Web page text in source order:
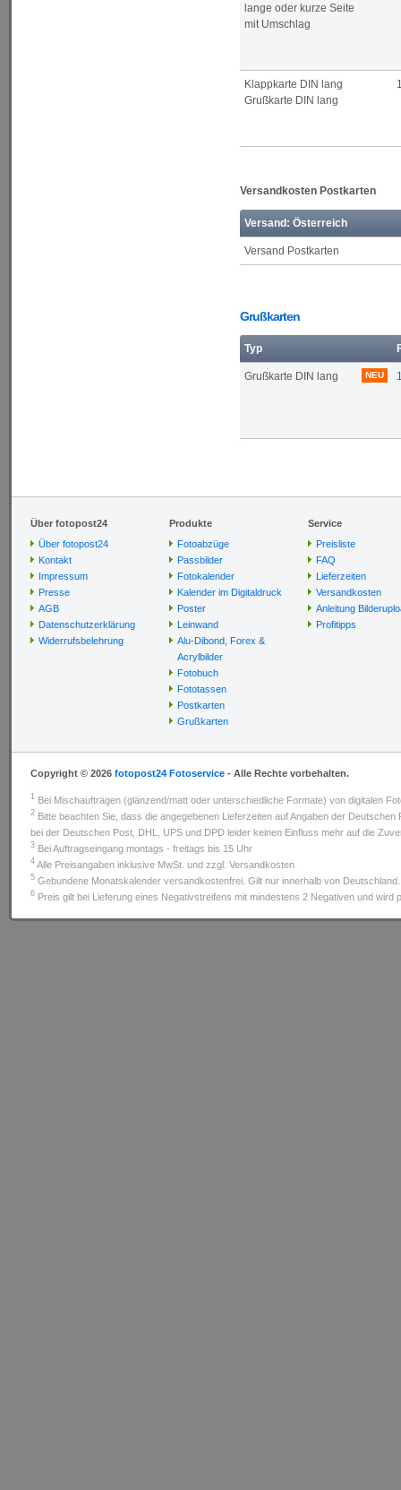
lange oder kurze Seite
mit Umschlag
Klappkarte DIN lang
Grußkarte DIN lang
Versandkosten Postkarten
Versand: Österreich
Versand Postkarten
Grußkarten
Typ
Grußkarte DIN lang NEU
Über fotopost24
Über fotopost24
Kontakt
Impressum
Presse
AGB
Datenschutzerklärung
Widerrufsbelehrung
Produkte
Fotoabzüge
Passbilder
Fotokalender
Kalender im Digitaldruck
Poster
Leinwand
Alu-Dibond, Forex &
Acrylbilder
Fotobuch
Fototassen
Postkarten
Grußkarten
Service
Preisliste
FAQ
Lieferzeiten
Versandkosten
Anleitung
Profitipps
Copyright © 2026 fotopost24 Fotoservice - Alle Rechte vorbehalten.
1 Bei Mischaufträgen (glänzend/matt oder unterschiedliche Formate) von digitalen
2 Bitte beachten Sie, dass die angegebenen Lieferzeiten auf Angaben der
bei der Deutschen Post, DHL, UPS und DPD leider keinen Einfluss mehr auf die
3 Bei Auftragseingang montags - freitags bis 15 Uhr
4 Alle Preisangaben inklusive MwSt. und zzgl. Versandkosten
5 Gebundene Monatskalender versandkostenfrei. Gilt nur innerhalb von Deutschland.
6 Preis gilt bei Lieferung eines Negativstreifens mit mindestens 2 Negativen und wird